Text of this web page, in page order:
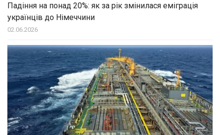
Падіння на понад 20%: як за рік змінилася еміграція
українців до Німеччини
02.06.2026